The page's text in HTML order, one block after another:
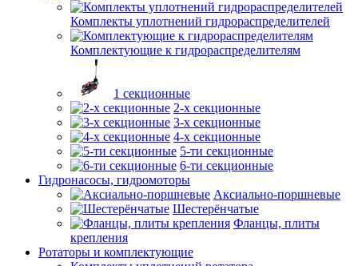
Комплекты уплотнений гидрораспределителей
Комплектующие к гидрораспределителям
1 секционные
2-х секционные
3-х секционные
4-х секционные
5-ти секционные
6-ти секционные
Гидронасосы, гидромоторы
Аксиально-поршневые
Шестерёнчатые
Фланцы, плиты
крепления
Ротаторы и комплектующие